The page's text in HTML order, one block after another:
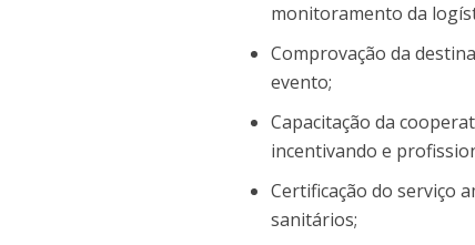
monitoramento da
Comprovação da
evento;
Capacitação da
incentivando e
Certificação do serviço
sanitários;